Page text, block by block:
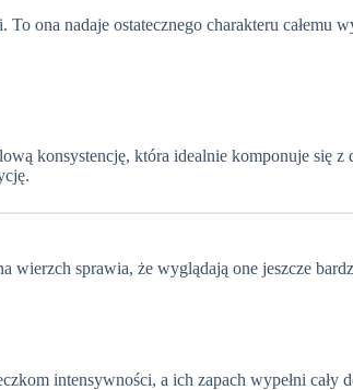
ona nadaje ostatecznego charakteru całemu
konsystencję, która idealnie komponuje się
wierzch sprawia, że wyglądają one jeszcze
intensywności, a ich zapach wypełni cały